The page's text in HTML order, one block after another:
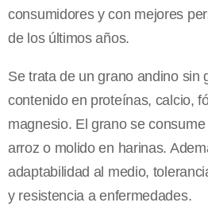
consumidores y con mejores
de los últimos años.
Se trata de un grano andino sin
contenido en proteínas, calcio,
magnesio. El grano se
arroz o molido en harinas.
adaptabilidad al medio,
y resistencia a enfermedades.